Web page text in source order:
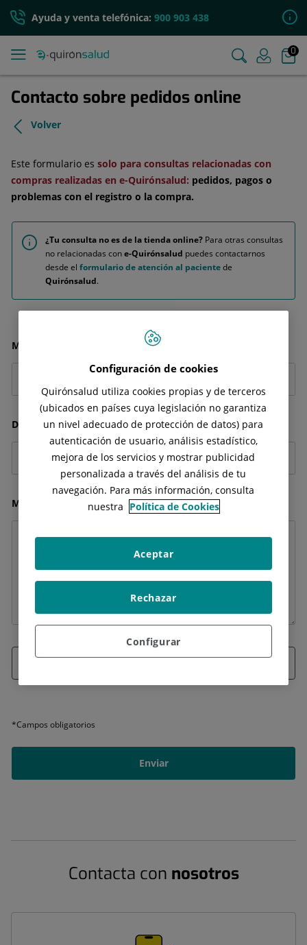
Ayuda y venta telefónica: 900 903 438
0
Contacto sobre pedidos online
Volver
Este formulario es solo para consultas relacionadas con
compras realizadas en e-Quirónsalud: pedidos, pagos o
problemas con el registro o la compra.
¿Tu consulta no es de la tienda online? Para otras consultas
no relacionadas cone-Quirónsalud puedes contactarnos
desde el formulario de atención al pacientede
Quirónsalud.
Motivo*:
Dirección de correo electrónico*:
Mensaje*:
*Campos obligatorios
Contacta con nosotros
Configuración de cookies
Quirónsalud utiliza cookies propias y de terceros
(ubicados en países cuya legislación no garantiza
un nivel adecuado de protección de datos) para
autenticación de usuario, análisis estadístico,
mejora de los servicios y mostrar publicidad
personalizada a través del análisis de tu
navegación. Para más información, consulta
nuestra Política de Cookies
Configurar
Rechazar
Aceptar